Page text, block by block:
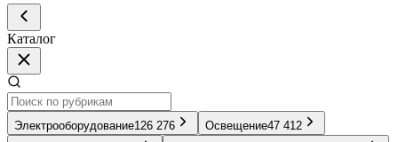
Каталог
Электрооборудование126 276 Освещение47 412